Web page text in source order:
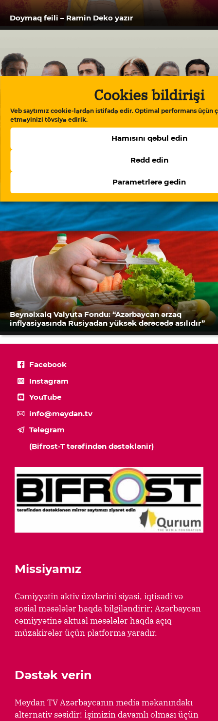
Cookies bildirişi
Veb saytımız cookie-lərdən istifadə edir. Optimal performans üçün
etməyinizi tövsiyə edirik.
Hamısını qəbul edin
Rədd edin
Parametrlərə gedin
Doymaq feili – Ramin Deko yazır
“Meydan TV işi”: “Burada mühakimə olunan
Azərbaycan cəmiyyətinin vicdanıdır”
Beynəlxalq Valyuta Fondu: “Azərbaycan ərzaq
inflyasiyasında Rusiyadan yüksək dərəcədə asılıdır”
Facebook
Instagram
YouTube
info@meydan.tv
Telegram
(Bifrost-T tərəfindən dəstəklənir)
Missiyamız
Cəmiyyətin aktiv üzvlərini siyasi, iqtisadi və
sosial məsələlər haqda bilgiləndirir; Azərbaycan
cəmiyyətinə aktual məsələlər haqda açıq
müzakirələr üçün platforma yaradır.
Dəstək verin
Meydan TV Azərbaycanın media məkanındakı
alternativ səsidir! İşimizin davamlı olması üçün